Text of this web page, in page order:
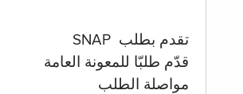
تقدم بطلب SNAP
قدّم طلبّا للمعونة العامة
مواصلة الطلب